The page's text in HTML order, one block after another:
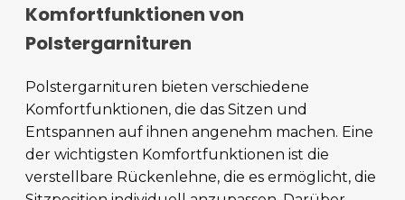
Komfortfunktionen von
Polstergarnituren
Polstergarnituren bieten verschiedene
Komfortfunktionen, die das Sitzen und
Entspannen auf ihnen angenehm machen. Eine
der wichtigsten Komfortfunktionen ist die
verstellbare Rückenlehne, die es ermöglicht, die